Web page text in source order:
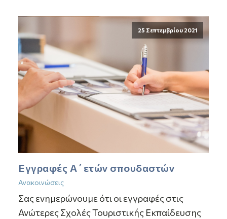
25 Σεπτεμβρίου 2021
Εγγραφές Α΄ετών σπουδαστών
Ανακοινώσεις
Σας ενημερώνουμε ότι οι εγγραφές στις
Ανώτερες Σχολές Τουριστικής Εκπαίδευσης